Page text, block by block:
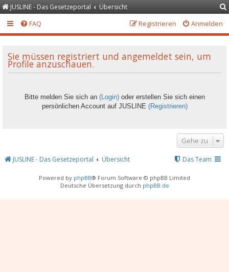
JUSLINE - Das Gesetzeportal Übersicht
FAQ Anmelden
Registrieren
Sie müssen registriert und angemeldet sein, um
Profile anzuschauen.
Bitte melden Sie sich an (Login)oder erstellen Sie sich einen
persönlichen Account auf JUSLINE (Registrieren)
Gehe zu
JUSLINE - Das Gesetzeportal Übersicht Das Team
Powered by phpBB® Forum Software © phpBB Limited
Deutsche Übersetzung durch phpBB.de